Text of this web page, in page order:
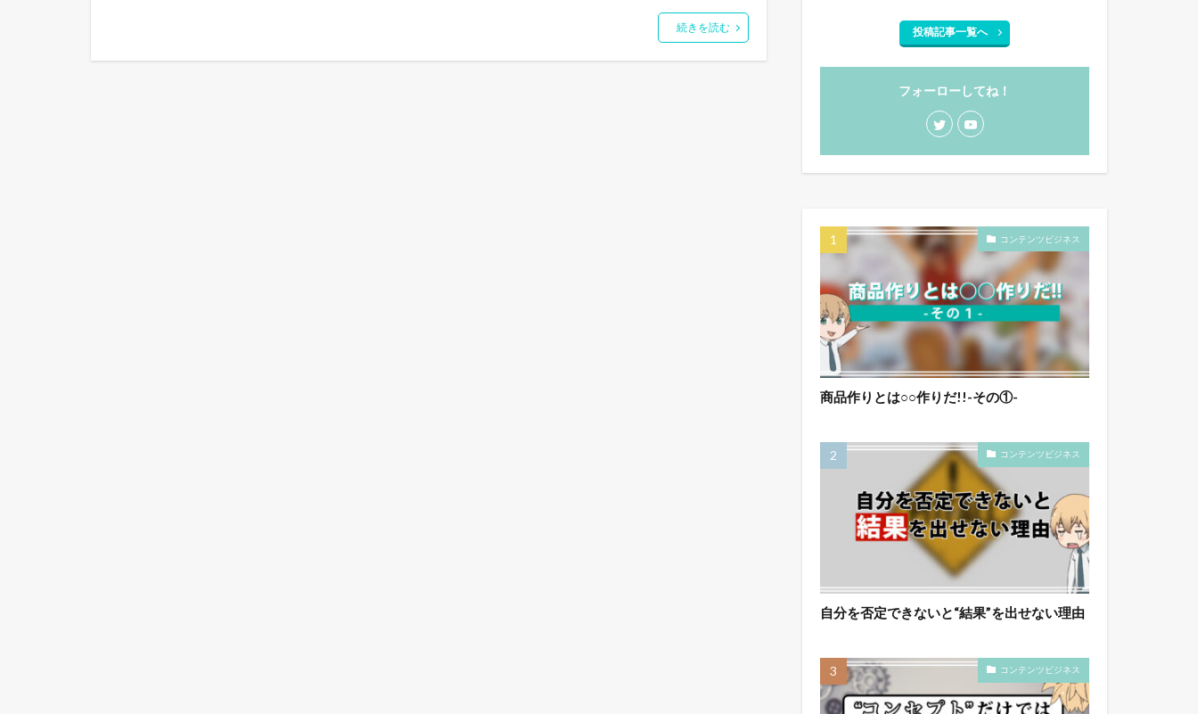
続きを読む 投稿記事一覧へ
フォーローしてね！
コンテンツビジネス
商品作りとは○○作りだ!!-その①-
コンテンツビジネス
自分を否定できないと“結果”を出せない理由
コンテンツビジネス